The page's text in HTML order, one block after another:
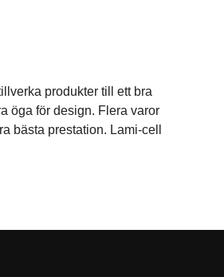
produkter till ett bra
öga för design. Flera varor
bästa prestation. Lami-cell